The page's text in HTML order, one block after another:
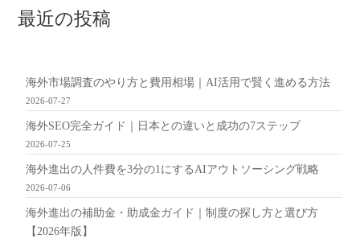
最近の投稿
海外市場調査のやり方と費用相場｜AI活用で賢く進める方法
2026-07-27
海外SEO完全ガイド｜日本との違いと成功の7ステップ
2026-07-25
海外進出の人件費を3分の1にするAIアウトソーシング戦略
2026-07-06
海外進出の補助金・助成金ガイド｜制度の探し方と選び方
【2026年版】